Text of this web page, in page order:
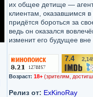
их общее детище —
клиентам, оказавшимся
придётся бороться за
ведь он оказался
изменит его будущее вне
7.4/10
Возраст: 18+ (зрителям,
Релиз от: ExKinoRay